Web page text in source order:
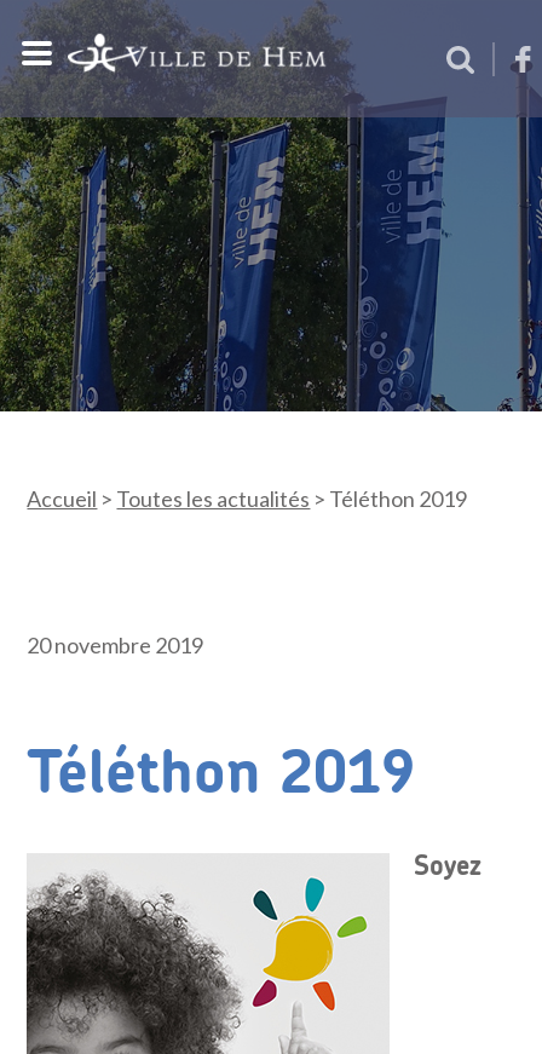
Accueil > Toutes les actualités > Téléthon 2019
20 novembre 2019
Téléthon 2019
Soyez